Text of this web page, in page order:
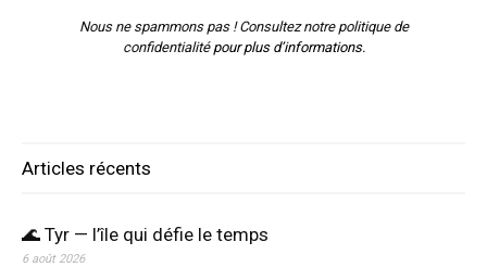
Nous ne spammons pas ! Consultez notre politique de
confidentialitépour plus d’informations.
Articles récents
🌊 Tyr — l’île qui défie le temps
6 août 2026